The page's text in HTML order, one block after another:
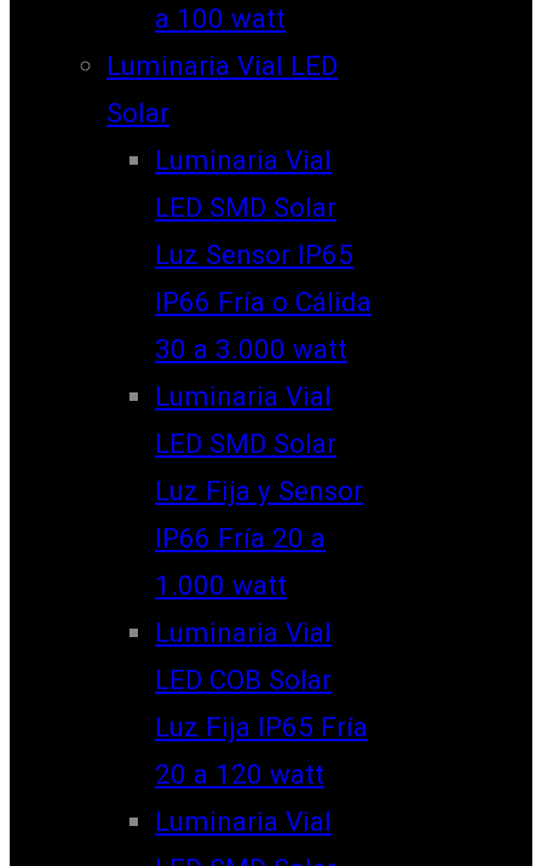
a 100 watt
Luminaria Vial LED
Solar
Luminaria Vial
LED SMD Solar
Luz Sensor IP65
IP66 Fría o Cálida
30 a 3.000 watt
Luminaria Vial
LED SMD Solar
Luz Fija y Sensor
IP66 Fría 20 a
1.000 watt
Luminaria Vial
LED COB Solar
Luz Fija IP65 Fría
20 a 120 watt
Luminaria Vial